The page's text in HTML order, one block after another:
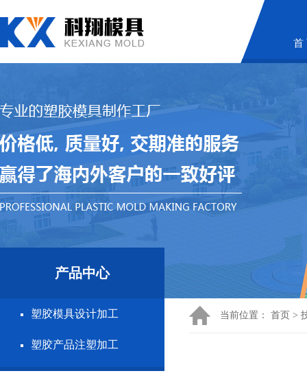
首
产品中心
塑胶模具设计加工
塑胶产品注塑加工
当前位置： 首页 >